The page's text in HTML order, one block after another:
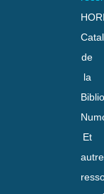
de
la
Et